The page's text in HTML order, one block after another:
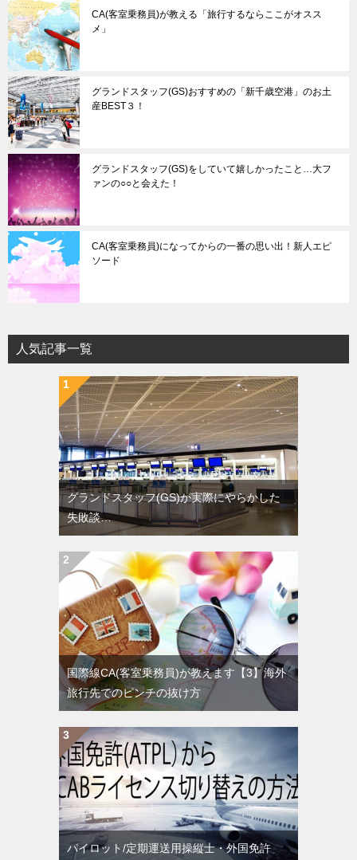
CA(客室乗務員)が教える「旅行するならここがオスス
メ」
グランドスタッフ(GS)おすすめの「新千歳空港」のお土
産BEST３！
グランドスタッフ(GS)をしていて嬉しかったこと…大フ
ァンの○○と会えた！
CA(客室乗務員)になってからの一番の思い出！新人エピ
ソード
人気記事一覧
グランドスタッフ(GS)が実際にやらかした
失敗談…
国際線CA(客室乗務員)が教えます【3】海外
旅行先でのピンチの抜け方
パイロット/定期運送用操縦士・外国免許